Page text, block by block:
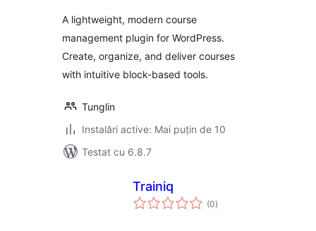
A lightweight, modern course
management plugin for WordPress.
Create, organize, and deliver courses
with intuitive block-based tools.
Tunglin
Instalări active: Mai puțin de 10
Testat cu 6.8.7
Trainiq
(0total
aprecieri
)